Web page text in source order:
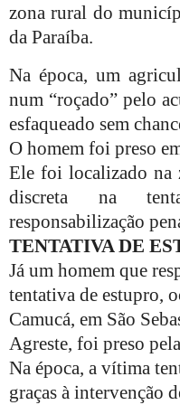
zona rural do
da Paraíba.
Na época, um
num “roçado” pelo
esfaqueado sem
O homem foi preso
Ele foi localizado na
discreta na
responsabilização
TENTATIVA DE
Já um homem que
tentativa de estupro,
Camucá, em São
Agreste, foi preso
Na época, a vítima
graças à intervenção